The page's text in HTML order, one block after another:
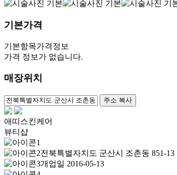
기본가격
기본항목가격정보
가격 정보가 없습니다.
매장위치
주소 복사
애띠스킨케어
뷰티샵
전북특별자치도 군산시 조촌동 851-13
개업일 2016-05-13